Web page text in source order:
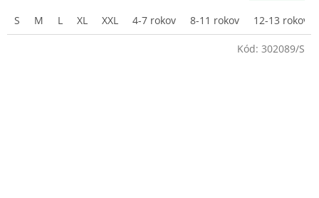
M
O
z
5
S M L XL XXL 4-7 rokov 8-11 rokov 12-13 rokov
Kód: 302089/S